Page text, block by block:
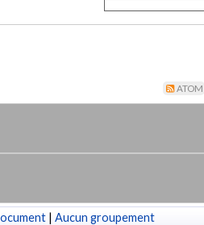
ATOM
| Aucun groupement